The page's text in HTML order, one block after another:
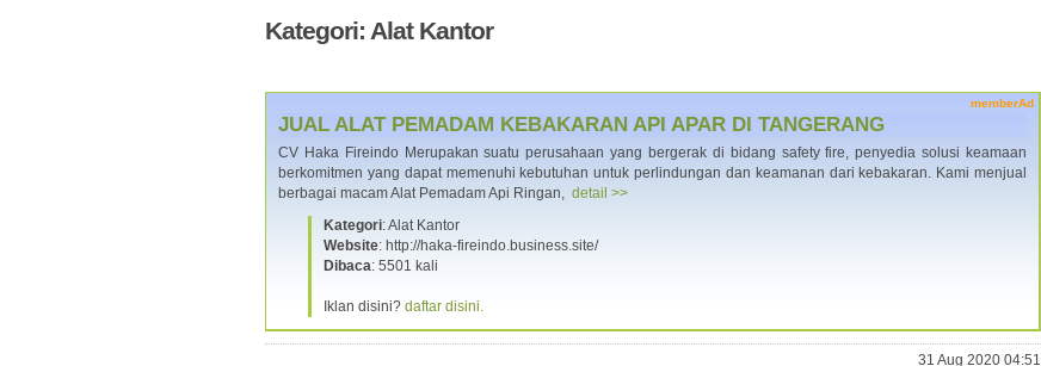
Kategori: Alat Kantor
memberAd
JUAL ALAT PEMADAM KEBAKARAN API APAR DI TANGERANG
CV Haka Fireindo Merupakan suatu perusahaan yang bergerak di bidang safety fire, penyedia solusi keamaan
berkomitmen yang dapat memenuhi kebutuhan untuk perlindungan dan keamanan dari kebakaran. Kami menjual
berbagai macam Alat Pemadam Api Ringan, detail >>
Kategori: Alat Kantor
Website: http://haka-fireindo.business.site/
Dibaca: 5501 kali
Iklan disini? daftar disini.
31 Aug 2020 04:51